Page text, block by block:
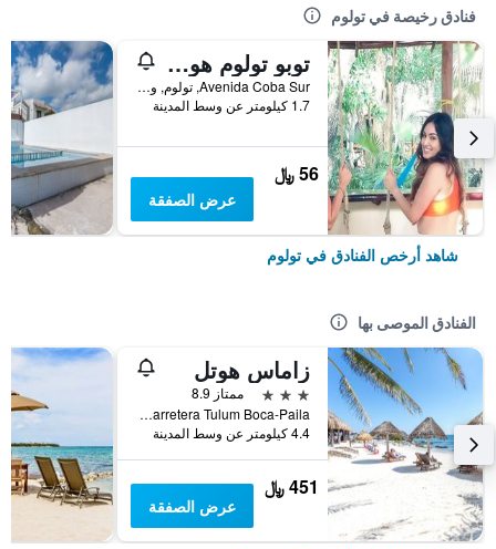
فنادق رخيصة في تولوم
توبو تولوم هوستل - يونيك ستاي
Avenida Coba Sur, تولوم, ولاية كينتانا رو, المكسيك
1.7 كيلومتر عن وسط المدينة
56 ﷼
عرض الصفقة
شاهد أرخص الفنادق في تولوم
الفنادق الموصى بها
زاماس هوتل
3 نجوم
ممتاز 8.9
Km 5 Carretera Tulum Boca-Paila, تولوم, ولاية كينتانا رو, المكسيك
4.4 كيلومتر عن وسط المدينة
451 ﷼
عرض الصفقة